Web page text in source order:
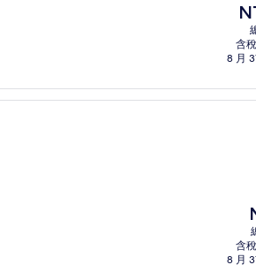
現
價
格
含
8 月
含
8 月